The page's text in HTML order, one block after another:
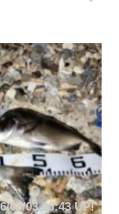
08/03 16:43 UP!